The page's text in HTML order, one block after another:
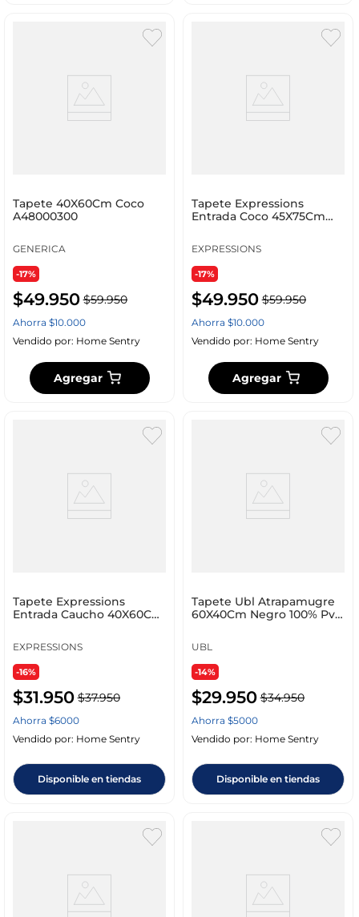
Tapete 40X60Cm Coco
A48000300
GENERICA
-17%
$49.950 $59.950
Ahorra $10.000
Vendido por: Home Sentry
Agregar
Tapete Expressions
Entrada Coco 45X75Cm
EXPRESSIONS
-17%
$49.950 $59.950
Ahorra $10.000
Vendido por: Home Sentry
Agregar
Tapete Expressions
Entrada Caucho 40X60Cm
EXPRESSIONS
-16%
$31.950 $37.950
Ahorra $6000
Vendido por: Home Sentry
Disponible en tiendas
Tapete Ubl Atrapamugre
60X40Cm Negro 100% Pvc
UBL
-14%
$29.950 $34.950
Ahorra $5000
Vendido por: Home Sentry
Disponible en tiendas